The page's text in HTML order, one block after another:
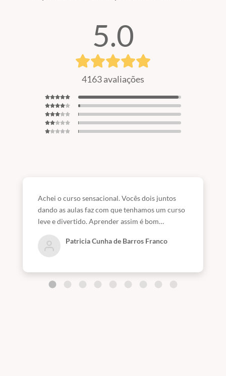
5.0
4163 avaliações
Achei o curso sensacional. Vocês dois juntos
dando as aulas faz com que tenhamos um curso
leve e divertido. Aprender assim é bom
demais!!!
Patricia Cunha de Barros Franco